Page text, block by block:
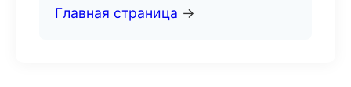
Главная страница →